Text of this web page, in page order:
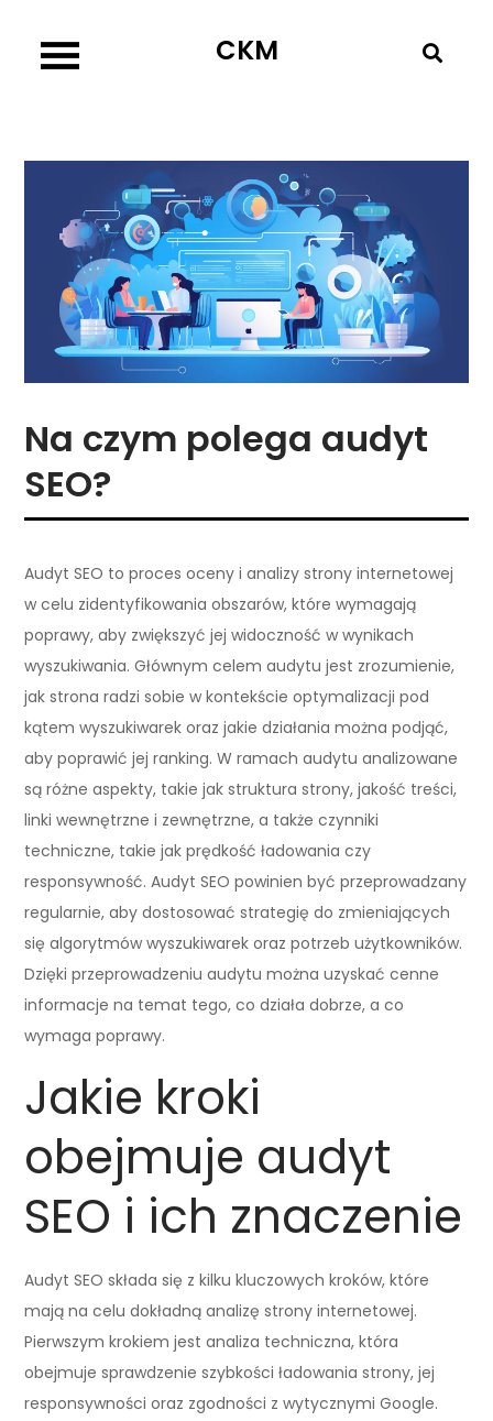
content
CKM
Na czym polega audyt
SEO?
Audyt SEO to proces oceny i analizy strony internetowej
w celu zidentyfikowania obszarów, które wymagają
poprawy, aby zwiększyć jej widoczność w wynikach
wyszukiwania. Głównym celem audytu jest zrozumienie,
jak strona radzi sobie w kontekście optymalizacji pod
kątem wyszukiwarek oraz jakie działania można podjąć,
aby poprawić jej ranking. W ramach audytu analizowane
są różne aspekty, takie jak struktura strony, jakość treści,
linki wewnętrzne i zewnętrzne, a także czynniki
techniczne, takie jak prędkość ładowania czy
responsywność. Audyt SEO powinien być przeprowadzany
regularnie, aby dostosować strategię do zmieniających
się algorytmów wyszukiwarek oraz potrzeb użytkowników.
Dzięki przeprowadzeniu audytu można uzyskać cenne
informacje na temat tego, co działa dobrze, a co
wymaga poprawy.
Jakie kroki
obejmuje audyt
SEO i ich znaczenie
Audyt SEO składa się z kilku kluczowych kroków, które
mają na celu dokładną analizę strony internetowej.
Pierwszym krokiem jest analiza techniczna, która
obejmuje sprawdzenie szybkości ładowania strony, jej
responsywności oraz zgodności z wytycznymi Google.